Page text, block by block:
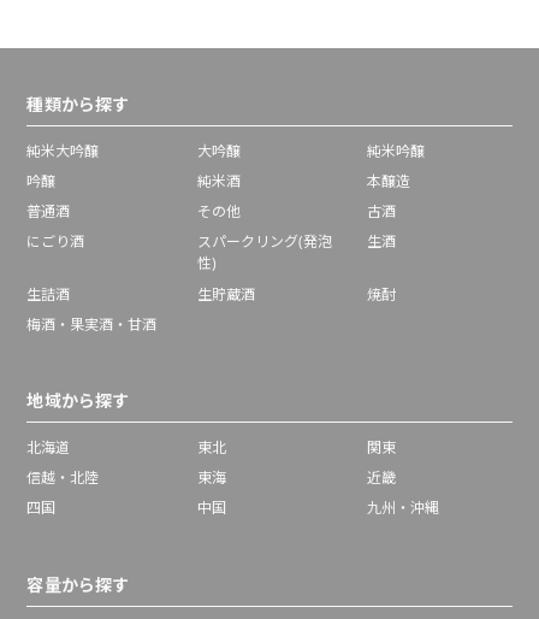
種類から探す
純米大吟醸 大吟醸
純米吟醸
吟醸
純米酒
本醸造
普通酒
その他
古酒
にごり酒
スパークリング(発泡
性)
生酒
生詰酒 生貯蔵酒
焼酎
梅酒・果実酒・甘酒
地域から探す
北海道 東北
関東
信越・北陸
東海
近畿
四国
中国 九州・沖縄
容量から探す